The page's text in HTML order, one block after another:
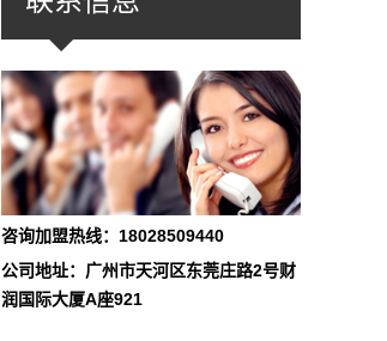
咨询加盟热线：18028509440
公司地址：广州市天河区东莞庄路2号财
润国际大厦A座921